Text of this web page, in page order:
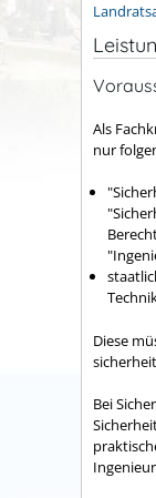
Als
nur
Diese
Bei